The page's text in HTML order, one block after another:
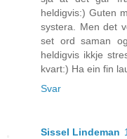
heldigvis:) Guten
systera. Men det
set ord saman
heldigvis ikkje
kvart:) Ha ein fin
Svar
Sissel Lindeman